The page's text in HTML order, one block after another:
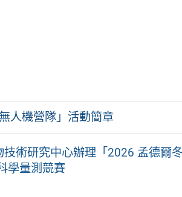
人機營隊」活動簡章
術研究中心辦理「2026 孟德爾冬
學量測競賽